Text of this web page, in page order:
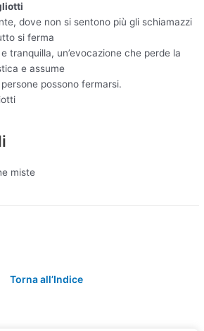
dove non si sentono più gli schiamazzi
si ferma
tranquilla, un’evocazione che perde la
e assume
possono fermarsi.
miste
Torna all’Indice